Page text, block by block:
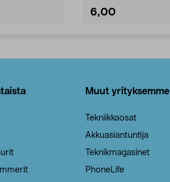
6,00
Muut yrityksemme
Tekniikkaosat
Akkuasiantuntija
Teknikmagasinet
PhoneLife